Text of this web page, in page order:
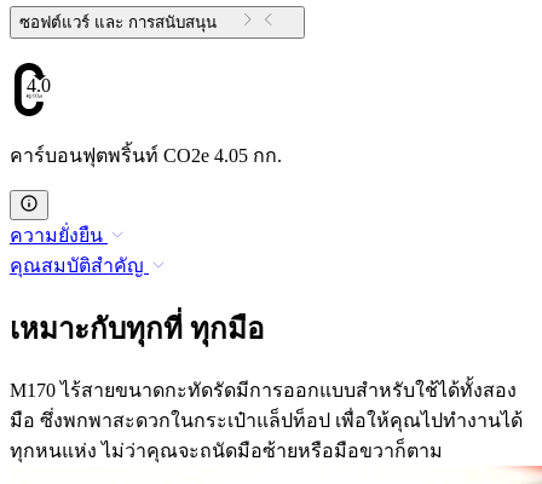
ซอฟต์แวร์ และ การสนับสนุน
4.05
คาร์บอนฟุตพริ้นท์ CO2e 4.05 กก.
ความยั่งยืน
คุณสมบัติสำคัญ
เหมาะกับทุกที่ ทุกมือ
M170 ไร้สายขนาดกะทัดรัดมีการออกแบบสำหรับใช้ได้ทั้งสอง
มือ ซึ่งพกพาสะดวกในกระเป๋าแล็ปท็อป เพื่อให้คุณไปทำงานได้
ทุกหนแห่ง ไม่ว่าคุณจะถนัดมือซ้ายหรือมือขวาก็ตาม